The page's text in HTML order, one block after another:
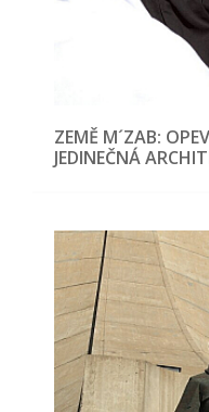
ZEMĚ M´ZAB:
JEDINEČNÁ